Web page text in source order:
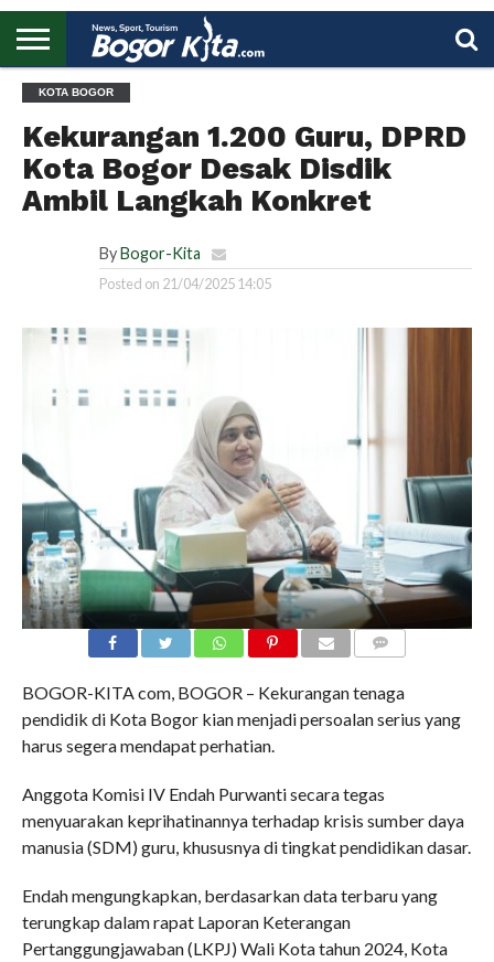
BOGOR
REGIONAL
NASIONAL
PENDIDIKAN
WISATA
OLAHRAGA
LAPORAN
PROFIL
KOTA BOGOR
Kekurangan 1.200 Guru, DPRD
Kota Bogor Desak Disdik
Ambil Langkah Konkret
By Bogor-Kita
Posted on 21/04/2025 14:05
BOGOR-KITA com, BOGOR – Kekurangan tenaga
pendidik di Kota Bogor kian menjadi persoalan serius yang
harus segera mendapat perhatian.
Anggota Komisi IV Endah Purwanti secara tegas
menyuarakan keprihatinannya terhadap krisis sumber daya
manusia (SDM) guru, khususnya di tingkat pendidikan dasar.
Endah mengungkapkan, berdasarkan data terbaru yang
terungkap dalam rapat Laporan Keterangan
Pertanggungjawaban (LKPJ) Wali Kota tahun 2024, Kota